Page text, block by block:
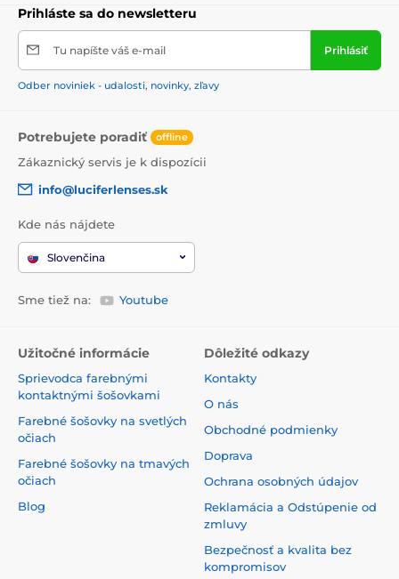
Prihláste sa do newsletteru
Tu napíšte váš e-mail Prihlásiť
Odber noviniek - udalosti, novinky, zľavy
Potrebujete poradiť offline
Zákaznický servis je k dispozícii
info@luciferlenses.sk
Kde nás nájdete
Slovenčina
Sme tiež na: Youtube
Užitočné informácie
Sprievodca farebnými
kontaktnými šošovkami
Farebné šošovky na svetlých
očiach
Farebné šošovky na tmavých
očiach
Blog
Dôležité odkazy
Kontakty
O nás
Obchodné podmienky
Doprava
Ochrana osobných údajov
Reklamácia a Odstúpenie od
zmluvy
Bezpečnosť a kvalita bez
kompromisov